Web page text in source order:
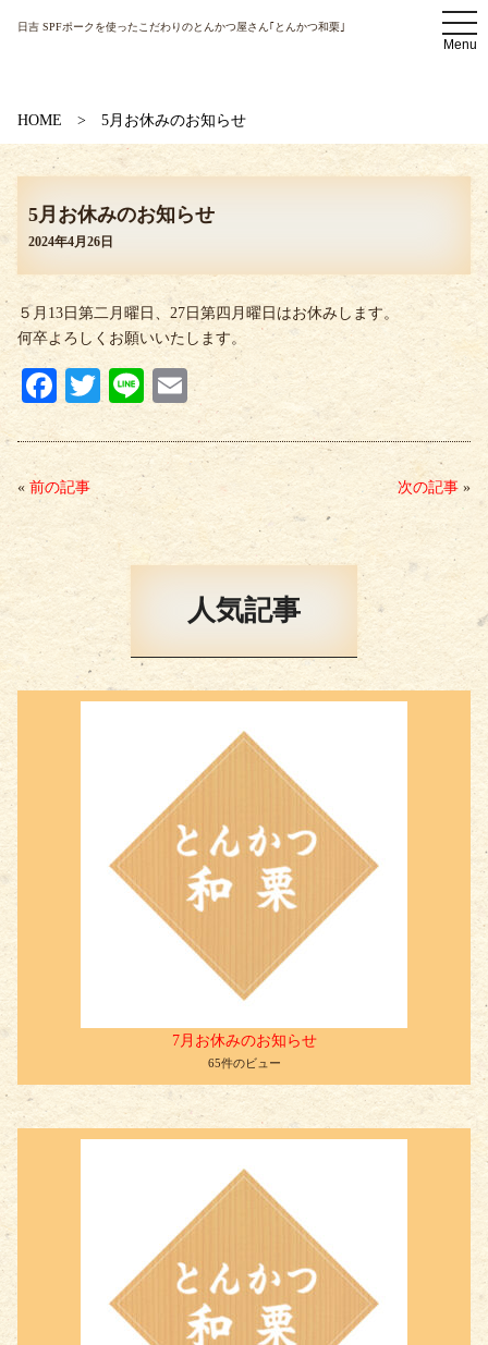
t
o
g
v
g
Menu
日吉 SPFポークを使ったこだわりのとんかつ屋さん｢とんかつ和栗｣
HOME 5月お休みのお知らせ
5月お休みのお知らせ
2024年4月26日
５月13日第二月曜日、27日第四月曜日はお休みします。
何卒よろしくお願いいたします。
Fa
ce
bo
ok
T
wi
tte
r
Li
ne
E
m
ail
«前の記事 次の記事 »
人気記事
7月お休みのお知らせ
65件のビュー